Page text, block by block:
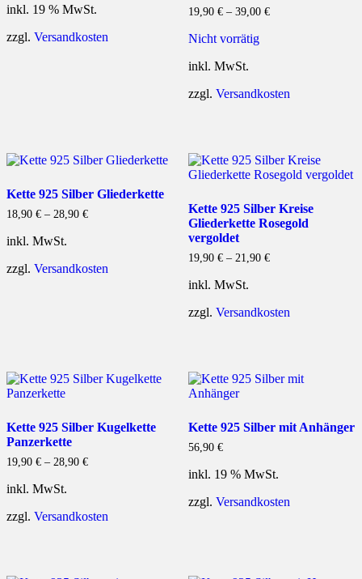
inkl. 19 % MwSt.
zzgl. Versandkosten
19,90 €– 39,00 €
Nicht vorrätig
inkl. MwSt.
zzgl. Versandkosten
Kette 925 Silber Gliederkette
18,90 € – 28,90 €
inkl. MwSt.
zzgl. Versandkosten
Kette 925 Silber Kreise
Gliederkette Rosegold
vergoldet
19,90 €– 21,90 €
inkl. MwSt.
zzgl. Versandkosten
Kette 925 Silber Kugelkette
Panzerkette
19,90 € – 28,90 €
inkl. MwSt.
zzgl. Versandkosten
Kette 925 Silber mit Anhänger
56,90 €
inkl. 19 % MwSt.
zzgl. Versandkosten